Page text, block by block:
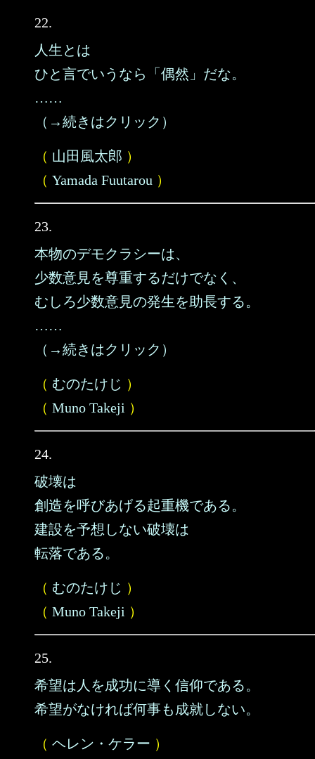
22.
人生とは
ひと言でいうなら「偶然」だな。
……
（→続きはクリック）
（ 山田風太郎 ）
（ Yamada Fuutarou ）
23.
本物のデモクラシーは、
少数意見を尊重するだけでなく、
むしろ少数意見の発生を助長する。
……
（→続きはクリック）
（ むのたけじ ）
（ Muno Takeji ）
24.
破壊は
創造を呼びあげる起重機である。
建設を予想しない破壊は
転落である。
（ むのたけじ ）
（ Muno Takeji ）
25.
希望は人を成功に導く信仰である。
希望がなければ何事も成就しない。
（ ヘレン・ケラー ）